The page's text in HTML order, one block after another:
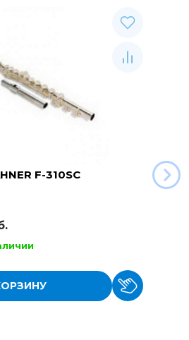
F-310SC